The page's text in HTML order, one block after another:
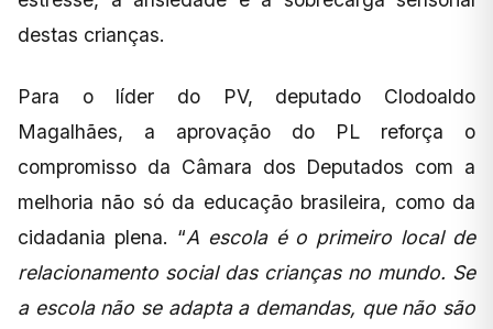
destas crianças.
Para o líder do PV, deputado Clodoaldo
Magalhães, a aprovação do PL reforça o
compromisso da Câmara dos Deputados com a
melhoria não só da educação brasileira, como da
cidadania plena. “A escola é o primeiro local de
relacionamento social das crianças no mundo. Se
a escola não se adapta a demandas, que não são